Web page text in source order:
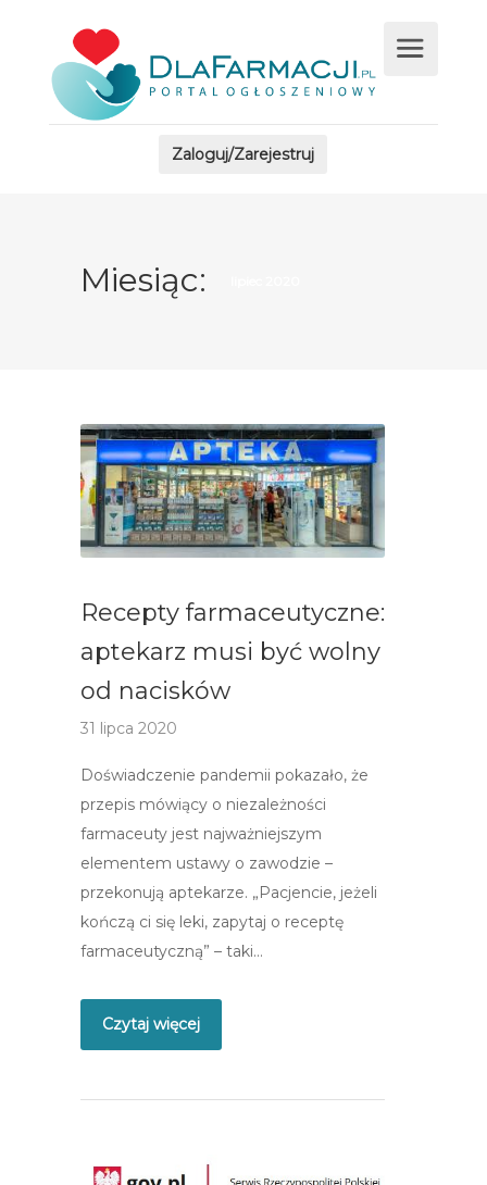
Zaloguj/Zarejestruj
Miesiąc:
Recepty farmaceutyczne:
aptekarz musi być wolny
od nacisków
31 lipca 2020
Doświadczenie pandemii pokazało, że
przepis mówiący o niezależności
farmaceuty jest najważniejszym
elementem ustawy o zawodzie –
przekonują aptekarze. „Pacjencie, jeżeli
kończą ci się leki, zapytaj o receptę
farmaceutyczną” – taki…
Czytaj więcej